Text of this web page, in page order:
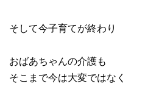
そして今子育てが終わり
おばあちゃんの介護も
そこまで今は大変ではなく